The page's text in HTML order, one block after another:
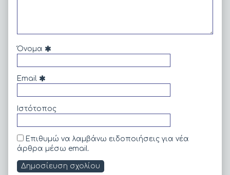
Όνομα
Email
Ιστότοπος
Επιθυμώ να λαμβάνω ειδοποιήσεις για νέα
άρθρα μέσω email.